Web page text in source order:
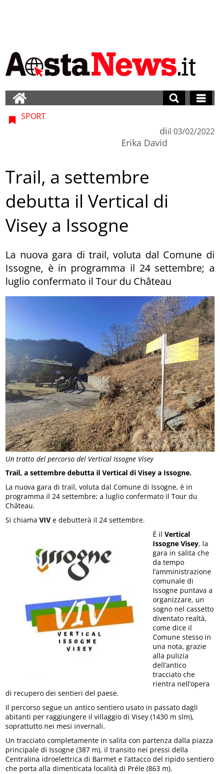
Un tratto del percorso del Vertical Issogne Visey
SPORT
di
Erika David
il 03/02/2022
Trail, a settembre
debutta il Vertical di
Visey a Issogne
La nuova gara di trail, voluta dal Comune di
Issogne, è in programma il 24 settembre; a
luglio confermato il Tour du Château
Trail, a settembre debutta il Vertical di Visey a Issogne.
La nuova gara di trail, voluta dal Comune di Issogne, è in
programma il 24 settembre; a luglio confermato il Tour du
Château.
Si chiama VIV e debutterà il 24 settembre.
È ilVertical
Issogne Visey, la
gara in salita che
da tempo
l’amministrazione
comunale di
Issogne puntava a
organizzare, un
sogno nel cassetto
diventato realtà,
come dice il
Comune stesso in
una nota, grazie
alla pulizia
dell’antico
tracciato che
rientra nell’opera
di recupero dei sentieri del paese.
Il percorso segue un antico sentiero usato in passato dagli
abitanti per raggiungere il villaggio di Visey (1430 m slm),
soprattutto nei mesi invernali.
Un tracciato completamente in salita con partenza dalla piazza
principale di Issogne (387 m), il transito nei pressi della
Centralina idroelettrica di Barmet e l’attacco del ripido sentiero
che porta alla dimenticata località di Préle (863 m).